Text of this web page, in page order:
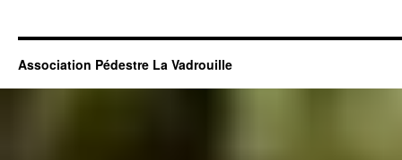
Association Pédestre La Vadrouille